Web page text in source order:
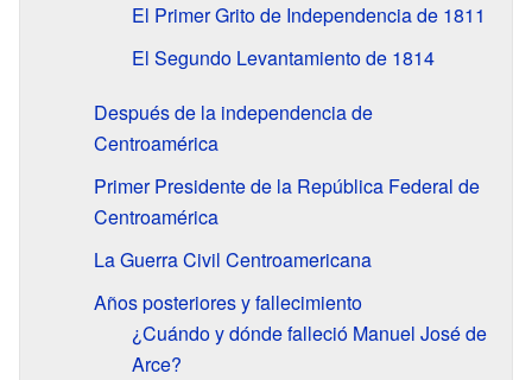
El Primer Grito de Independencia de 1811
El Segundo Levantamiento de 1814
Después de la independencia de
Centroamérica
Primer Presidente de la República Federal de
Centroamérica
La Guerra Civil Centroamericana
Años posteriores y fallecimiento
¿Cuándo y dónde falleció Manuel José de
Arce?